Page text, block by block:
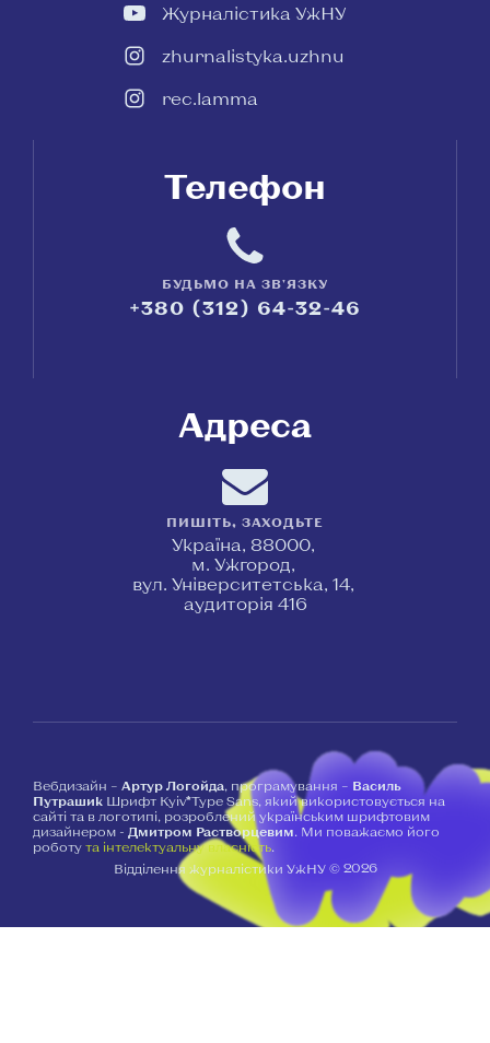
Журналістика УжНУ
zhurnalistyka.uzhnu
rec.lamma
Телефон
БУДЬМО НА ЗВ'ЯЗКУ
+380 (312) 64-32-46
Адреса
ПИШІТЬ, ЗАХОДЬТЕ
Україна, 88000,
м. Ужгород,
вул. Університетська, 14,
аудиторія 416
Вебдизайн – Артур Логойда, програмування – Василь
Путрашик Шрифт Kyiv*Type Sans, який використовується на
сайті та в логотипі, розроблений українським шрифтовим
дизайнером - Дмитром Растворцевим. Ми поважаємо його
роботу та інтелектуальну власність.
Відділення журналістики УжНУ © 2026